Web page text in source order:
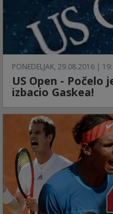
PONEDELJAK, 29.08.2016 |
US Open - Počelo
izbacio Gaskea!